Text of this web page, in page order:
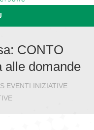
CONTO
alle domande
EVENTI INIZIATIVE